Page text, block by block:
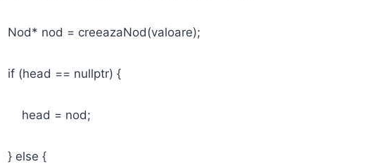
Nod* nod = creeazaNod(valoare);
if (head == nullptr) {
head = nod;
} else {